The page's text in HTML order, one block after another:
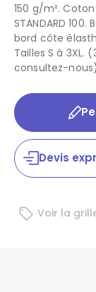
150 g/m².
STANDARD
bord côte
Tailles S à 3XL.
consultez-
Devis
Voir la